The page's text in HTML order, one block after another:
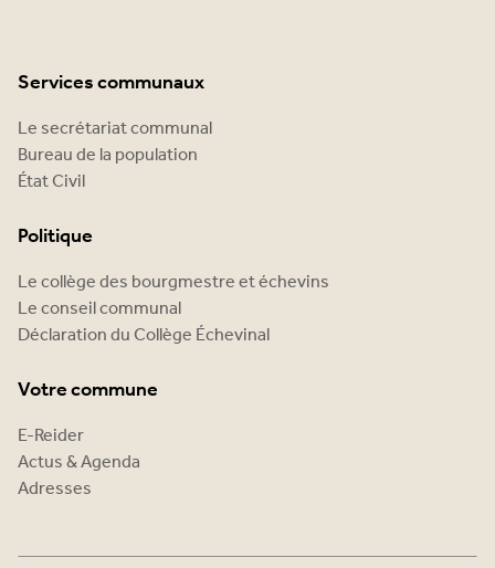
Services communaux
Le secrétariat communal
Bureau de la population
État Civil
Politique
Le collège des bourgmestre et échevins
Le conseil communal
Déclaration du Collège Échevinal
Votre commune
E-Reider
Actus & Agenda
Adresses